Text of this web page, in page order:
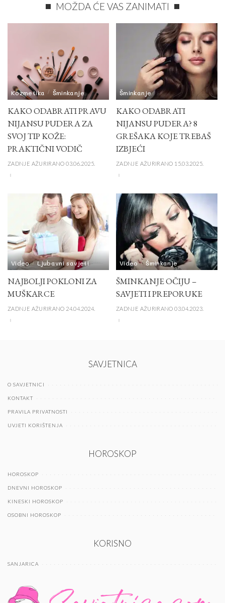
MOŽDA ĆE VAS ZANIMATI
Kozmetika Šminkanje
KAKO ODABRATI PRAVU
NIJANSU PUDERA ZA
SVOJ TIP KOŽE:
PRAKTIČNI VODIČ
ZADNJE AŽURIRANO 03.06.2025.
Šminkanje
KAKO ODABRATI
NIJANSU PUDERA? 8
GREŠAKA KOJE TREBAŠ
IZBJEĆI
ZADNJE AŽURIRANO 15.03.2025.
Video Ljubavni savjeti
NAJBOLJI POKLONI ZA
MUŠKARCE
ZADNJE AŽURIRANO 24.04.2024.
Video Šminkanje
ŠMINKANJE OČIJU –
SAVJETI I PREPORUKE
ZADNJE AŽURIRANO 03.04.2023.
SAVJETNICA
O SAVJETNICI
KONTAKT
PRAVILA PRIVATNOSTI
UVJETI KORIŠTENJA
HOROSKOP
HOROSKOP
DNEVNI HOROSKOP
KINESKI HOROSKOP
OSOBNI HOROSKOP
KORISNO
SANJARICA